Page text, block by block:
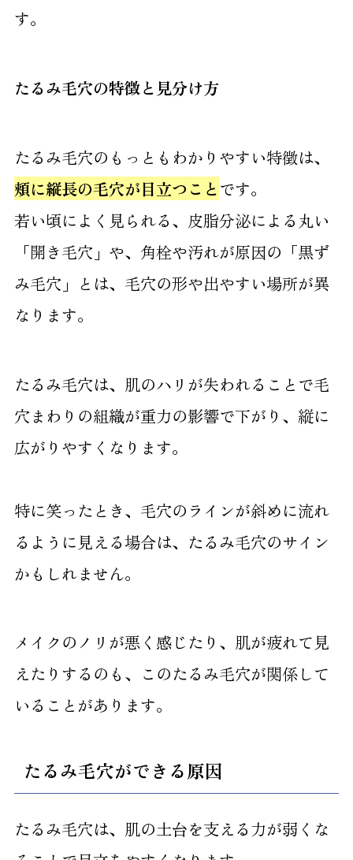
7たるみ毛穴改善に関するよくある質問
すか？
7.2Q.毛穴治療は痛みがありますか？
7.3 Q.毛穴治療後にメイクはできますか？
7.4Q.ニキビ跡にもメソナJは効果があります
か？
す。
たるみ毛穴の特徴と見分け方
たるみ毛穴のもっともわかりやすい特徴は、
頬に縦長の毛穴が目立つことです。
若い頃によく見られる、皮脂分泌による丸い
「開き毛穴」や、角栓や汚れが原因の「黒ず
み毛穴」とは、毛穴の形や出やすい場所が異
なります。
たるみ毛穴は、肌のハリが失われることで毛
穴まわりの組織が重力の影響で下がり、縦に
広がりやすくなります。
特に笑ったとき、毛穴のラインが斜めに流れ
るように見える場合は、たるみ毛穴のサイン
かもしれません。
メイクのノリが悪く感じたり、肌が疲れて見
えたりするのも、このたるみ毛穴が関係して
いることがあります。
たるみ毛穴ができる原因
たるみ毛穴は、肌の土台を支える力が弱くな